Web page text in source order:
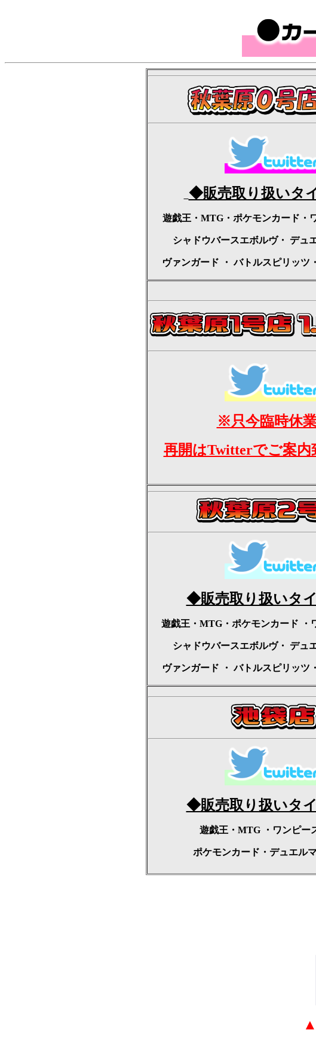
◆販売取り扱いタ
遊戯王・MTG・ポケモンカード・
シャドウバースエボルヴ・ デュ
ヴァンガード ・ バトルスピリッツ
※只今臨時休
再開はTwitterでご案内
◆販売取り扱いタ
遊戯王・MTG・ポケモンカード ・
シャドウバースエボルヴ・ デュ
ヴァンガード ・ バトルスピリッツ
◆販売取り扱いタ
遊戯王・MTG ・ワンピー
ポケモンカード・ デュエル